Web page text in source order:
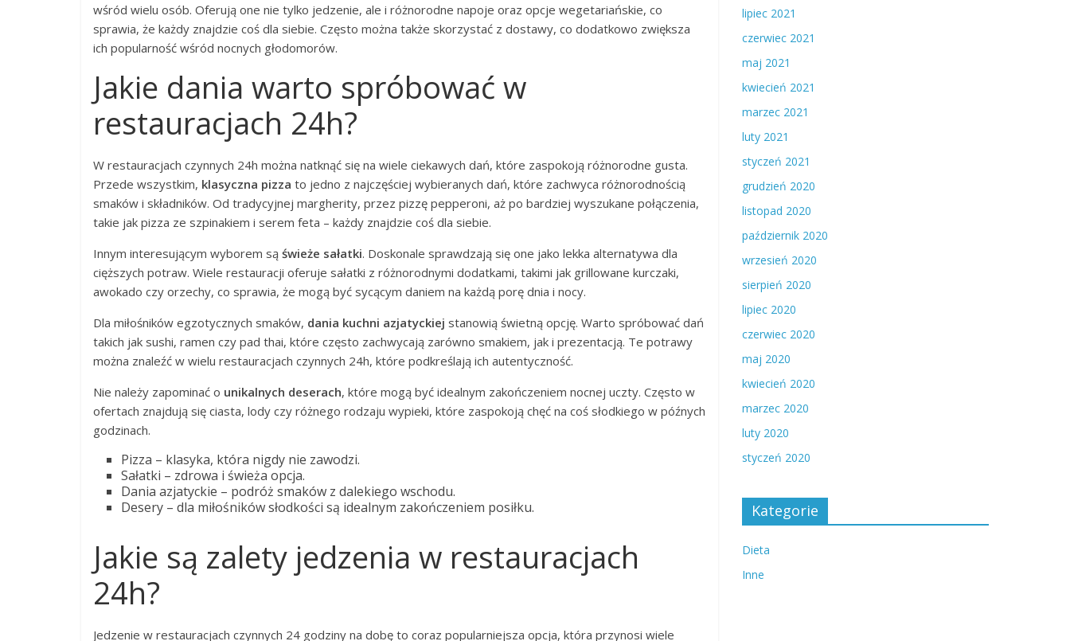
wśród wielu osób. Oferują one nie tylko jedzenie, ale i różnorodne napoje oraz opcje wegetariańskie, co
sprawia, że każdy znajdzie coś dla siebie. Często można także skorzystać z dostawy, co dodatkowo zwiększa
ich popularność wśród nocnych głodomorów.
Jakie dania warto spróbować w
restauracjach 24h?
W restauracjach czynnych 24h można natknąć się na wiele ciekawych dań, które zaspokoją różnorodne gusta.
Przede wszystkim, klasyczna pizza to jedno z najczęściej wybieranych dań, które zachwyca różnorodnością
smaków i składników. Od tradycyjnej margherity, przez pizzę pepperoni, aż po bardziej wyszukane połączenia,
takie jak pizza ze szpinakiem i serem feta – każdy znajdzie coś dla siebie.
Innym interesującym wyborem są świeże sałatki. Doskonale sprawdzają się one jako lekka alternatywa dla
cięższych potraw. Wiele restauracji oferuje sałatki z różnorodnymi dodatkami, takimi jak grillowane kurczaki,
awokado czy orzechy, co sprawia, że mogą być sycącym daniem na każdą porę dnia i nocy.
Dla miłośników egzotycznych smaków, dania kuchni azjatyckiej stanowią świetną opcję. Warto spróbować dań
takich jak sushi, ramen czy pad thai, które często zachwycają zarówno smakiem, jak i prezentacją. Te potrawy
można znaleźć w wielu restauracjach czynnych 24h, które podkreślają ich autentyczność.
Nie należy zapominać o unikalnych deserach, które mogą być idealnym zakończeniem nocnej uczty. Często w
ofertach znajdują się ciasta, lody czy różnego rodzaju wypieki, które zaspokoją chęć na coś słodkiego w późnych
godzinach.
Pizza – klasyka, która nigdy nie zawodzi.
Sałatki – zdrowa i świeża opcja.
Dania azjatyckie – podróż smaków z dalekiego wschodu.
Desery – dla miłośników słodkości są idealnym zakończeniem posiłku.
Jakie są zalety jedzenia w restauracjach
24h?
Jedzenie w restauracjach czynnych 24 godziny na dobę to coraz popularniejsza opcja, która przynosi wiele
lipiec 2021
czerwiec 2021
maj 2021
kwiecień 2021
marzec 2021
luty 2021
styczeń 2021
grudzień 2020
listopad 2020
październik 2020
wrzesień 2020
sierpień 2020
lipiec 2020
czerwiec 2020
maj 2020
kwiecień 2020
marzec 2020
luty 2020
styczeń 2020
Kategorie
Dieta
Inne